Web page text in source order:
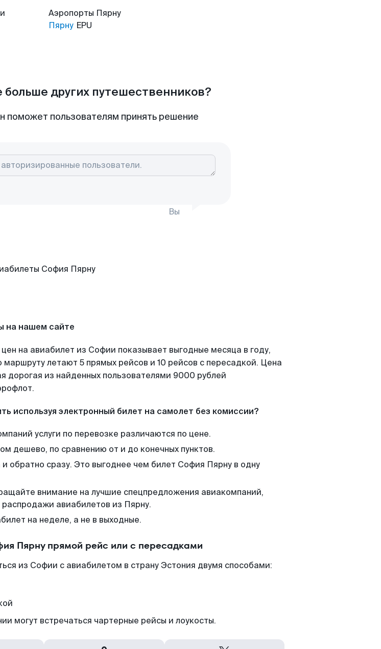
Аэропорты Пярну
Пярну EPU
больше других путешественников?
поможет пользователям принять решение
Вы
на нашем сайте
на авиабилет из Софии показывает выгодные месяца в году,
летают 5 прямых рейсов и 10 рейсов с пересадкой. Цена
дорогая из найденных пользователями 9000 рублей
используя электронный билет на самолет без комиссии?
услуги по перевозке различаются по цене.
дешево, по сравнению от и до конечных пунктов.
и обратно сразу. Это выгоднее чем билет София Пярну в одну
внимание на лучшие спецпредложения авиакомпаний,
распродажи авиабилетов из Пярну.
на неделе, а не в выходные.
Пярну прямой рейс или с пересадками
из Софии с авиабилетом в страну Эстония двумя способами:
могут встречаться чартерные рейсы и лоукосты.